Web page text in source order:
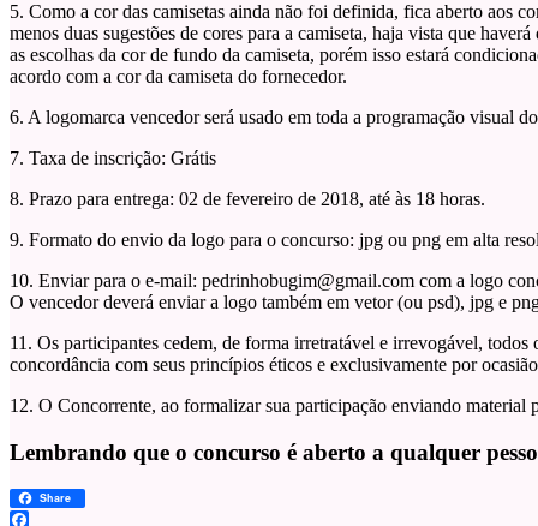
5. Como a cor das camisetas ainda não foi definida, fica aberto aos
menos duas sugestões de cores para a camiseta, haja vista que
as escolhas da cor de fundo da camiseta, porém isso estará
acordo com a cor da camiseta do fornecedor.
6. A logomarca vencedor será usado em toda a programação visual
7. Taxa de inscrição: Grátis
8. Prazo para entrega: 02 de fevereiro de 2018, até às 18 horas.
9. Formato do envio da logo para o concurso: jpg ou png em alta
10. Enviar para o e-mail: pedrinhobugim@gmail.com com a logo
O vencedor deverá enviar a logo também em vetor (ou psd), jpg e
11. Os participantes cedem, de forma irretratável e irrevogável,
concordância com seus princípios éticos e exclusivamente por
12. O Concorrente, ao formalizar sua participação enviando material
Lembrando que o concurso é aberto a qualquer
Share